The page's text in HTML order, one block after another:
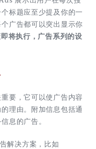
标题应至少提及你的一
广告都可以突出显示你
将执行，广告系列的设
要，它可以使广告内容
理由。附加信息包括通
息的广告。
解决方案，比如